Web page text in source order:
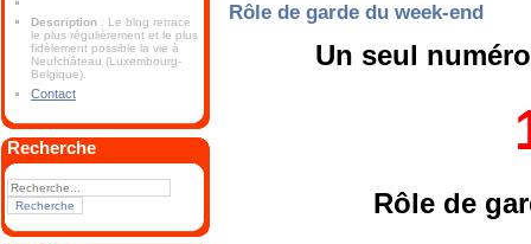
Description : Le blog retrace
le plus régulièrement et le plus
fidèlement possible la vie à
Neufchâteau (Luxembourg-
Belgique).
Contact
Recherche
Rôle de garde du week-end
Un seul
Rôle de